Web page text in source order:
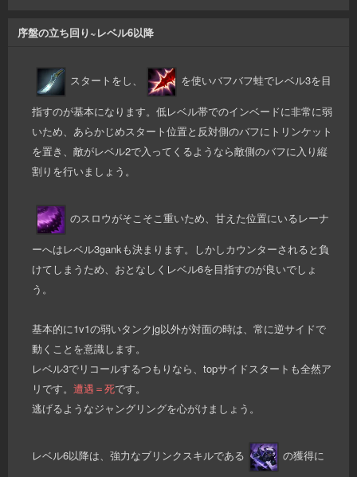
序盤の立ち回り~レベル6以降
スタートをし、 を使いバフバフ蛙でレベル3を目
指すのが基本になります。低レベル帯でのインベードに非常に弱
いため、あらかじめスタート位置と反対側のバフにトリンケット
を置き、敵がレベル2で入ってくるようなら敵側のバフに入り縦
割りを行いましょう。
のスロウがそこそこ重いため、甘えた位置にいるレーナ
ーへはレベル3gankも決まります。しかしカウンターされると負
けてしまうため、おとなしくレベル6を目指すのが良いでしょ
う。
基本的に1v1の弱いタンクjg以外が対面の時は、常に逆サイドで
動くことを意識します。
レベル3でリコールするつもりなら、topサイドスタートも全然ア
リです。 遭遇＝死です。
逃げるようなジャングリングを心がけましょう。
レベル6以降は、強力なブリンクスキルである の獲得に